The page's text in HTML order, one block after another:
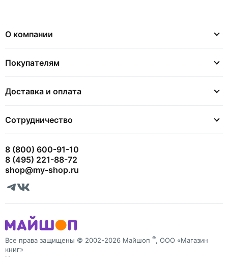
О компании
Покупателям
Доставка и оплата
Сотрудничество
8 (800) 600-91-10
8 (495) 221-88-72
shop@my-shop.ru
Все права защищены © 2002-2026 Майшоп ®, ООО «Магазин
книг»